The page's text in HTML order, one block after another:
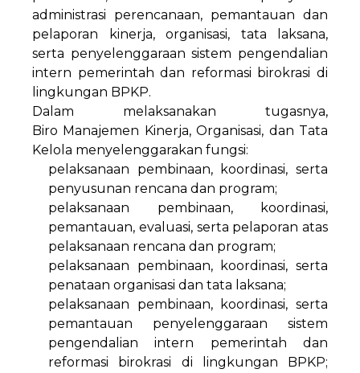
administrasi perencanaan, pemantauan dan
pelaporan kinerja, organisasi, tata laksana,
serta penyelenggaraan sistem pengendalian
intern pemerintah dan reformasi birokrasi di
lingkungan BPKP.
Dalam melaksanakan tugasnya,
Biro Manajemen Kinerja, Organisasi, dan Tata
Kelola menyelenggarakan fungsi:
pelaksanaan pembinaan, koordinasi, serta
penyusunan rencana dan program;
pelaksanaan pembinaan, koordinasi,
pemantauan, evaluasi, serta pelaporan atas
pelaksanaan rencana dan program;
pelaksanaan pembinaan, koordinasi, serta
penataan organisasi dan tata laksana;
pelaksanaan pembinaan, koordinasi, serta
pemantauan penyelenggaraan sistem
pengendalian intern pemerintah dan
reformasi birokrasi di lingkungan BPKP;